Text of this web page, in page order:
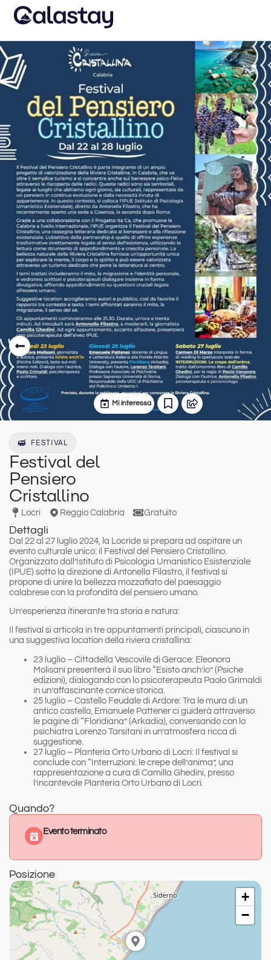
Mi interessa
FESTIVAL
Festival del
Pensiero
Cristallino
Locri Reggio Calabria Gratuito
Dettagli
Dal 22 al 27 luglio 2024 , la Locride si prepara ad ospitare un
evento culturale unico: il Festival del Pensiero Cristallino
Organizzato dall’Istituto di Psicologia Umanistico Esistenziale
(IPUE) sotto la direzione di Antonella Filastro, il festival si
propone di unire la bellezza mozzafiato del paesaggio
calabrese con la profondità del pensiero umano.
Un’esperienza itinerante tra storia e natura:
Il festival si articola in tre appuntamenti principali, ciascuno in
una suggestiva location della riviera cristallina:
23 luglio – Cittadella Vescovile di Gerace: Eleonora
Molisani presenterà il suo libro “Esisto anch’io” (Psiche
edizioni), dialogando con lo psicoterapeuta Paolo Grimaldi
in un’affascinante cornice storica.
25 luglio – Castello Feudale di Ardore: Tra le mura di un
antico castello, Emanuele Pattener ci guiderà attraverso
le pagine di “Floridiana” (Arkadia), conversando con lo
psichiatra Lorenzo Tarsitani in un’atmosfera ricca di
suggestione.
27 luglio – Planteria Orto Urbano di Locri: Il festival si
conclude con “Interruzioni: le crepe dell’anima”, una
rappresentazione a cura di Camilla Ghedini, presso
l’incantevole Planteria Orto Urbano di Locri.
Quando?
Evento terminato
Posizione
+
−